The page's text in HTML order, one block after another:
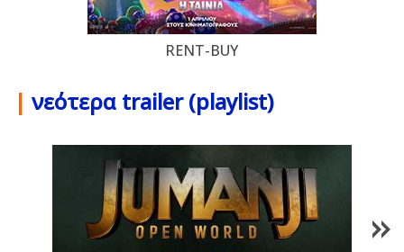
RENT-BUY
| νεότερα trailer (playlist)